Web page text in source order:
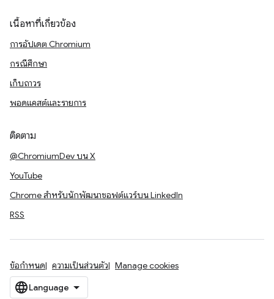
เนื้อหาที่เกี่ยวข้อง
การอัปเดต Chromium
กรณีศึกษา
เก็บถาวร
พอดแคสต์และรายการ
ติดตาม
@ChromiumDev บน X
YouTube
Chrome สำหรับนักพัฒนาซอฟต์แวร์บน LinkedIn
RSS
ข้อกำหนด ความเป็นส่วนตัว Manage cookies